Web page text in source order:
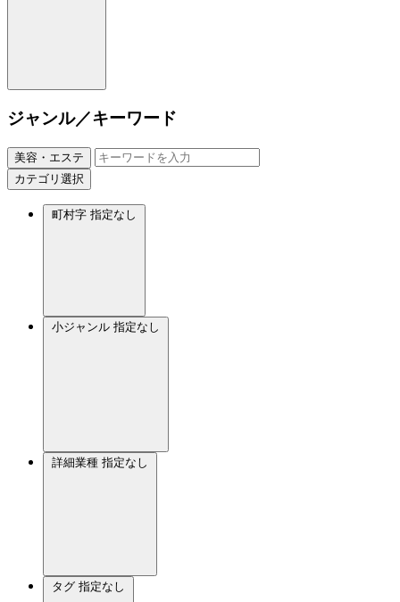
ジャンル／キーワード
美容・エステ
カテゴリ選択
町村字 指定なし
小ジャンル 指定なし
詳細業種 指定なし
タグ 指定なし